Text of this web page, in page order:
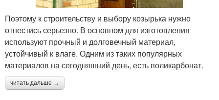
Навес над входом Материалы для навеса
Навесы по
предназначению
Поэтому к строительству и выбору козырька нужно
отнестись серьезно. В основном для изготовления
используют прочный и долговечный материал,
устойчивый к влаге. Одним из таких популярных
материалов на сегодняшний день, есть поликарбонат.
читать дальше →